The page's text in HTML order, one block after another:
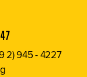
2) 945 - 4227